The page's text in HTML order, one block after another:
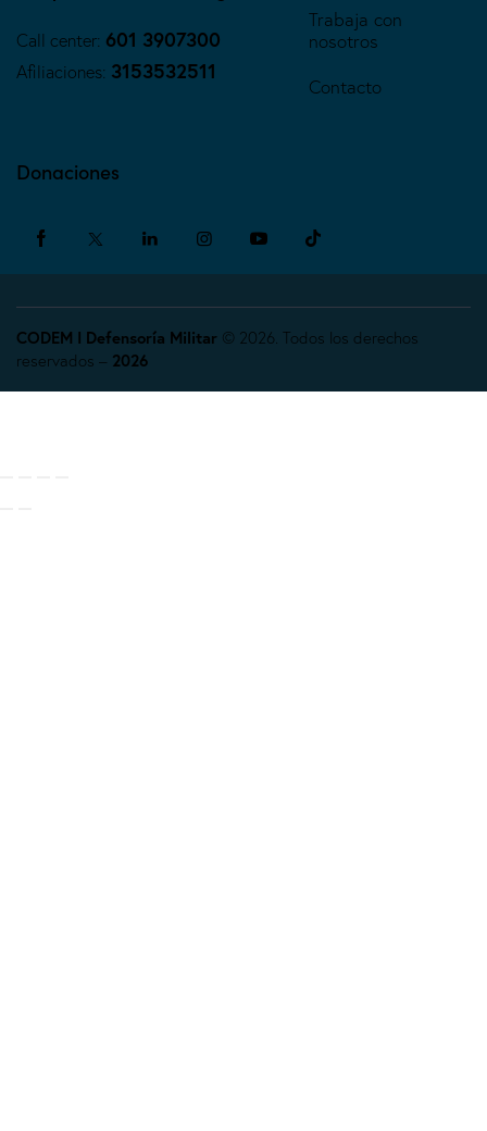
Call center: 601 3907300
Afiliaciones: 3153532511
Trabaja con
nosotros
Contacto
Donaciones
CODEM I Defensoría Militar © 2026. Todos los derechos
reservados – 2026